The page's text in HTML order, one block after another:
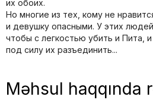
их обоих.
Но многие из тех, кому не
и девушку опасными. У этих людей
чтобы с легкостью убить и Пита,
под силу их разъединить...
Məhsul haqqında